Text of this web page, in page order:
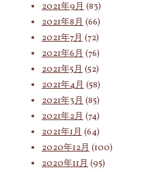
2021年9月 (83)
2021年8月 (66)
2021年7月 (72)
2021年6月 (76)
2021年5月 (52)
2021年4月 (58)
2021年3月 (85)
2021年2月 (74)
2021年1月 (64)
2020年12月 (100)
2020年11月 (95)